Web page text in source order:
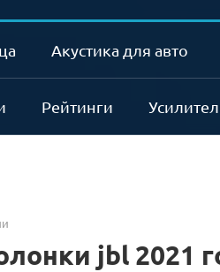
Акустика для авто
Рейтинги
jbl 2021